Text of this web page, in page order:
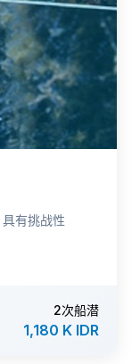
有挑战性
2次船潜
1,180 K IDR